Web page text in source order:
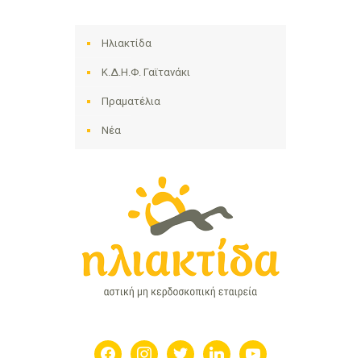
Ηλιακτίδα
Κ.Δ.Η.Φ. Γαϊτανάκι
Πραματέλια
Νέα
facebookinstagramtwitter linkedin youtube